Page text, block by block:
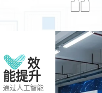
效
能提升
通过人工智能